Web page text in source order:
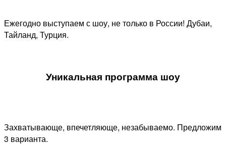
Ежегодно выступаем с шоу, не только в России! Дубаи,
Тайланд, Турция.
Уникальная программа шоу​
Захватывающе, впечетляюще, незабываемо. Предложим
3 варианта.